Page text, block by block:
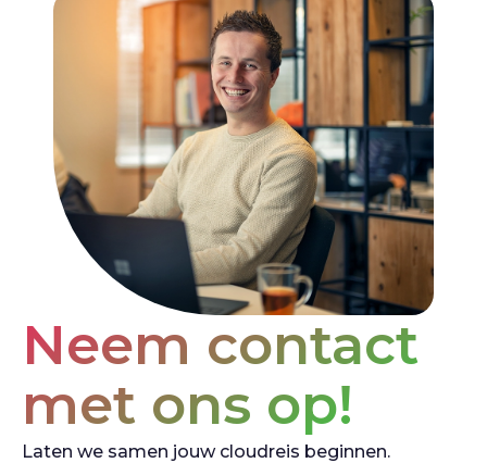
Neem contact
met ons op!
Laten we samen jouw cloudreis beginnen.